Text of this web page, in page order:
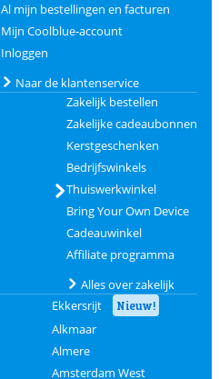
Al mijn bestellingen en facturen
Mijn Coolblue-account
Inloggen
Naar de klantenservice
Zakelijk bestellen
Zakelijke cadeaubonnen
Kerstgeschenken
Bedrijfswinkels
Thuiswerkwinkel
Bring Your Own Device
Cadeauwinkel
Affiliate programma
Alles over zakelijk
Ekkersrijt Nieuw!
Alkmaar
Almere
Amsterdam West